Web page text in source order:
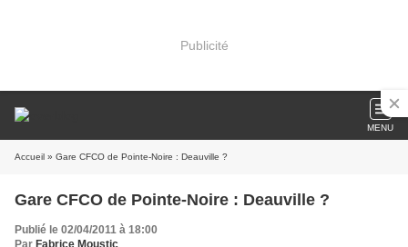
Publicité
MENU
Accueil » Gare CFCO de Pointe-Noire : Deauville ?
Gare CFCO de Pointe-Noire : Deauville ?
Publié le 02/04/2011 à 18:00
Par Fabrice Moustic